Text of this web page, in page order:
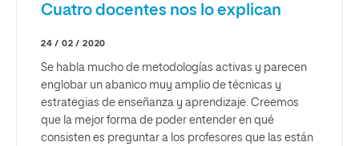
Cuatro docentes nos lo explican
24 / 02 / 2020
Se habla mucho de metodologías activas y parecen
englobar un abanico muy amplio de técnicas y
estrategias de enseñanza y aprendizaje. Creemos
que la mejor forma de poder entender en qué
consisten es preguntar a los profesores que las están